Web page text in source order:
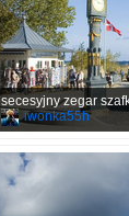
secesyjny zegar
iwonka55h